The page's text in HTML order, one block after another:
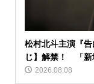
松村北斗主演『
じ】解禁！ 「新
2026.08.08